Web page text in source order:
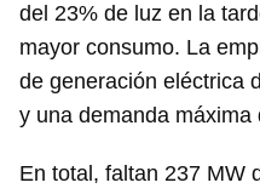
del 23% de luz en la
mayor consumo. La
de generación eléctrica
y una demanda máxima
En total, faltan 237 MW